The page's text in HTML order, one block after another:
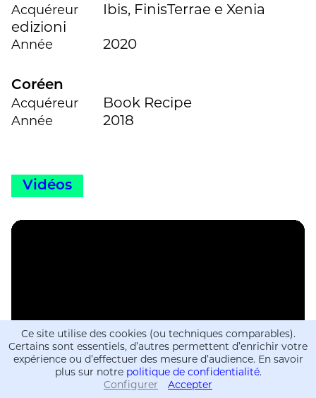
Informations
Informations
Acquéreur
Ibis, FinisTerrae e Xenia
edizioni
Année 2020
Coréen
Acquéreur Book Recipe
Année 2018
Vidéos
Ce site utilise des cookies (ou techniques comparables).
Certains sont essentiels, d’autres permettent d’enrichir votre
expérience ou d’effectuer des mesure d’audience. En savoir
plus sur notre politique de confidentialité.
Configurer
Accepter